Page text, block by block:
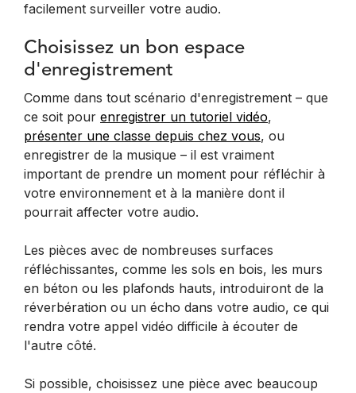
facilement surveiller votre audio.
Choisissez un bon espace
d'enregistrement
Comme dans tout scénario d'enregistrement – que
ce soit pour enregistrer un tutoriel vidéo,
présenter une classe depuis chez vous, ou
enregistrer de la musique – il est vraiment
important de prendre un moment pour réfléchir à
votre environnement et à la manière dont il
pourrait affecter votre audio.
Les pièces avec de nombreuses surfaces
réfléchissantes, comme les sols en bois, les murs
en béton ou les plafonds hauts, introduiront de la
réverbération ou un écho dans votre audio, ce qui
rendra votre appel vidéo difficile à écouter de
l'autre côté.
Si possible, choisissez une pièce avec beaucoup